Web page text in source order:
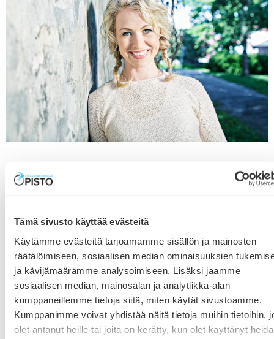
Tämä sivusto käyttää evästeitä
Käytämme evästeitä tarjoamamme sisällön ja mainosten
räätälöimiseen, sosiaalisen median ominaisuuksien
ja kävijämäärämme analysoimiseen. Lisäksi jaamme
sosiaalisen median, mainosalan ja analytiikka-alan
kumppaneillemme tietoja siitä, miten käytät sivustoamme.
Kumppanimme voivat yhdistää näitä tietoja muihin tietoihin,
olet antanut heille tai joita on kerätty, kun olet käyttänyt
Avoimen iltamien vieraana 20.8.2019
14.8.2019
Mitä palautuminen on ja miksi se on niin tärkeää?
Hyvinvointivalmentaja Kaisa Jaakkola puhuu sen
puolesta, että palautumista täytyy oppia arvostamaan
ja suojelemaan. Palautumista voidaan parantaa muun
muassa rytmittämällä arkea. Kaisa Jaakkolan ajatuksia
siitä miten voit palautua ja jaksaa paremmin, on
tarjolla Avoimen iltamissa tiistaina 20.8.2019 klo 17.00-
20.00 Seinäjoen Kampustalolla.